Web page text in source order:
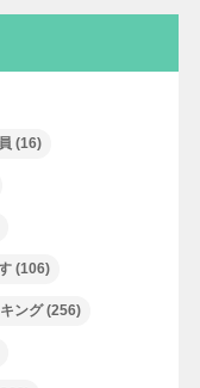
(16)
(106)
ング(256)